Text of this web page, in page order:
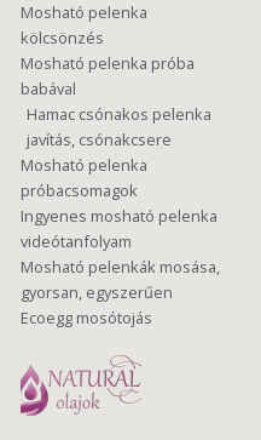
Mosható pelenka
kölcsönzés
Mosható pelenka próba
babával
Hamac csónakos pelenka
javítás, csónakcsere
Mosható pelenka
próbacsomagok
Ingyenes mosható pelenka
videótanfolyam
Mosható pelenkák mosása,
gyorsan, egyszerűen
Ecoegg mosótojás